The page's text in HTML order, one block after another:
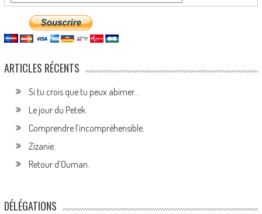
ARTICLES RÉCENTS
Si tu crois que tu peux abimer…
Le jour du Petek.
Comprendre l’incompréhensible.
Zizanie.
Retour d’Ouman.
DÉLÉGATIONS